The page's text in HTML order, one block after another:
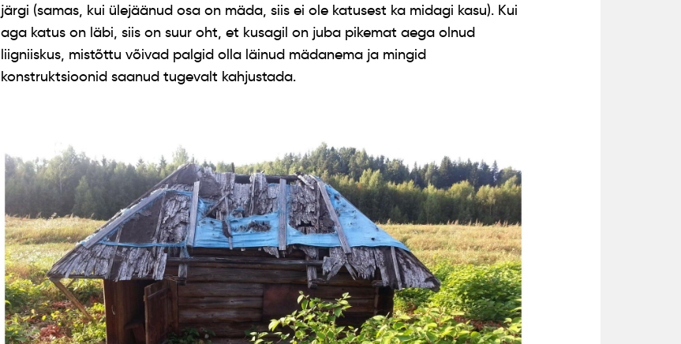
järgi (samas, kui ülejäänud osa on mäda, siis ei ole katusest ka midagi kasu). Kui
aga katus on läbi, siis on suur oht, et kusagil on juba pikemat aega olnud
liigniiskus, mistõttu võivad palgid olla läinud mädanema ja mingid
konstruktsioonid saanud tugevalt kahjustada.